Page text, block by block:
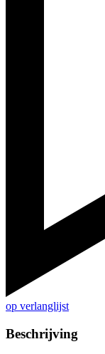
op verlanglijst
Beschrijving